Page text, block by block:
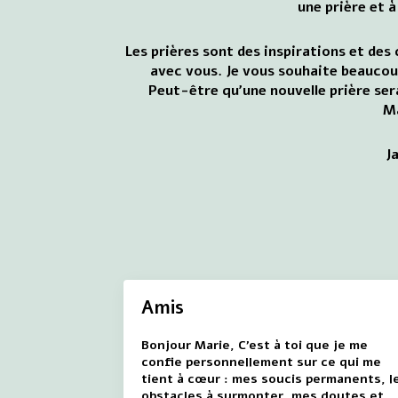
une prière et
Les prières sont des inspirations et
avec vous. Je vous souhaite
Peut-être qu'une nouvelle prière
Amis
Bonjour Marie, C'est à toi que je me
confie personnellement sur ce qui me
tient à cœur : mes soucis permanents,